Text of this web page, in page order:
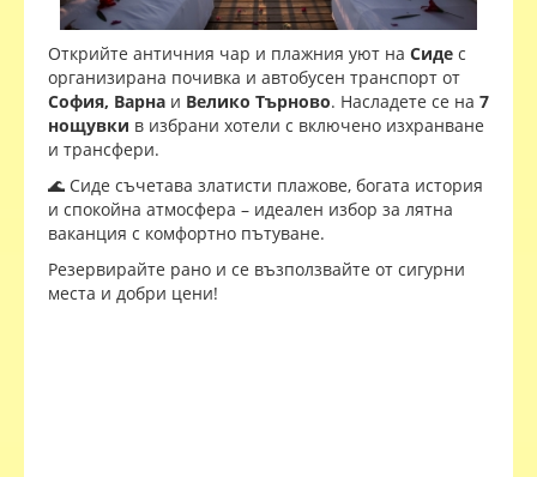
Открийте античния чар и плажния уют на Сиде с
организирана почивка и автобусен транспорт от
София, Варна и Велико Търново. Насладете се на 7
нощувки в избрани хотели с включено изхранване
и трансфери.
🌊 Сиде съчетава златисти плажове, богата история
и спокойна атмосфера – идеален избор за лятна
ваканция с комфортно пътуване.
Резервирайте рано и се възползвайте от сигурни
места и добри цени!